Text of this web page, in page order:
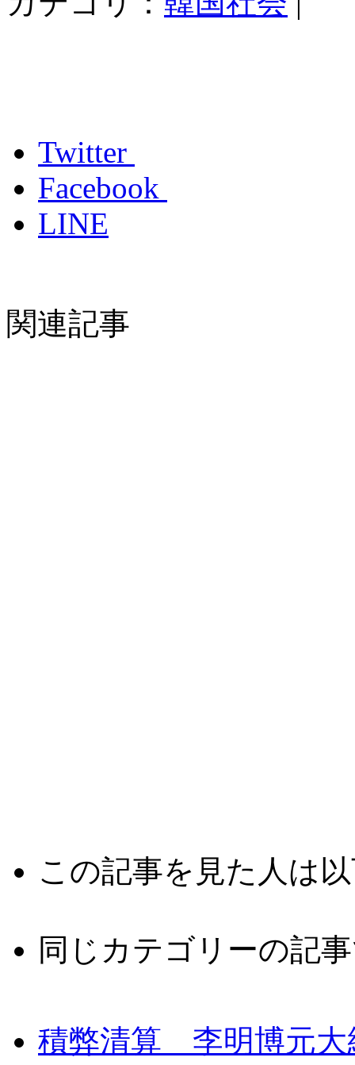
Twitter
Facebook
LINE
関連記事
この記事を見た人は
同じカテゴリーの記
積弊清算 李明博元